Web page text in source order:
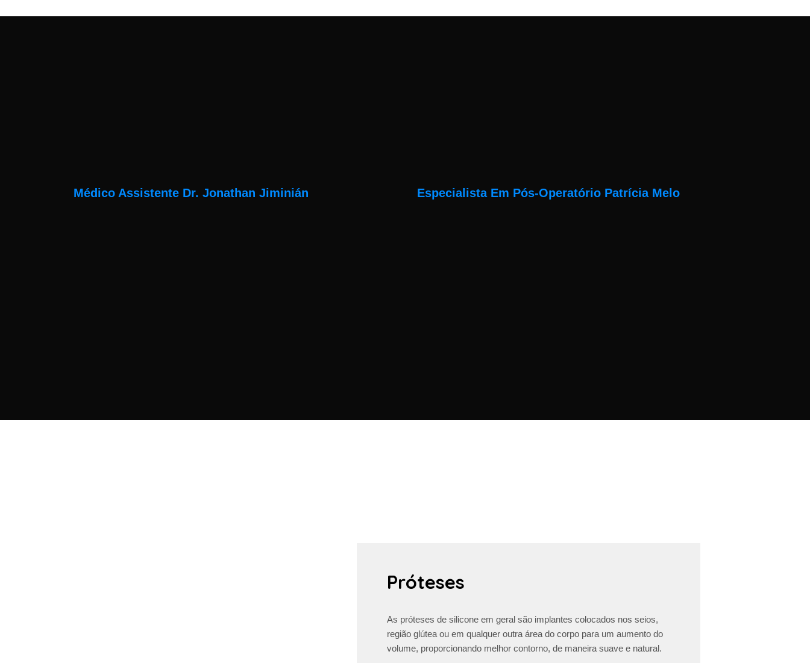
Médico Assistente Dr. Jonathan Jiminián Especialista Em Pós-Operatório Patrícia Melo
Próteses
As próteses de silicone em geral são implantes colocados nos seios,
região glútea ou em qualquer outra área do corpo para um aumento do
volume, proporcionando melhor contorno, de maneira suave e natural.